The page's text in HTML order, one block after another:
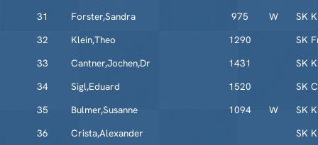
31
Forster,Sandra 975 W
SK
32
Klein,Theo 1290
SK
33
Cantner,Jochen,Dr 1431
SK
34
Sigl,Eduard 1520
SK
35
Bulmer,Susanne 1094 W
SK
36
Crista,Alexander SK